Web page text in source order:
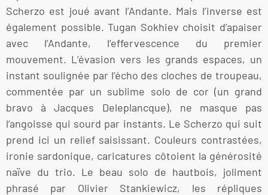
Scherzo est joué avant l’Andante. Mais l’inverse est
également possible. Tugan Sokhiev choisit d’apaiser
avec l’Andante, l’effervescence du premier
mouvement. L’évasion vers les grands espaces, un
instant soulignée par l’écho des cloches de troupeau,
commentée par un sublime solo de cor (un grand
bravo à Jacques Deleplancque), ne masque pas
l’angoisse qui sourd par instants. Le Scherzo qui suit
prend ici un relief saisissant. Couleurs contrastées,
ironie sardonique, caricatures côtoient la générosité
naïve du trio. Le beau solo de hautbois, joliment
phrasé par Olivier Stankiewicz, les répliques